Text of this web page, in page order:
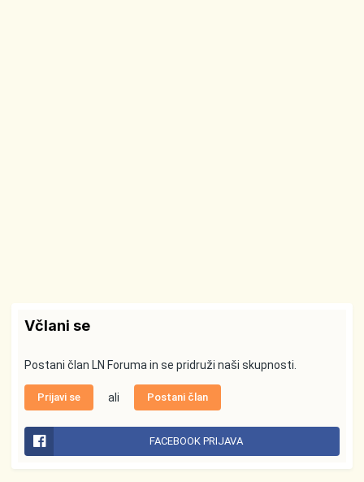
Včlani se
Postani član LN Foruma in se pridruži naši skupnosti.
Prijavi se ali Postani član
FACEBOOK PRIJAVA